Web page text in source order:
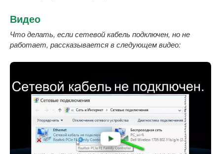
Видео
Что делать, если сетевой кабель подключен, но не
работает, рассказывается в следующем видео: